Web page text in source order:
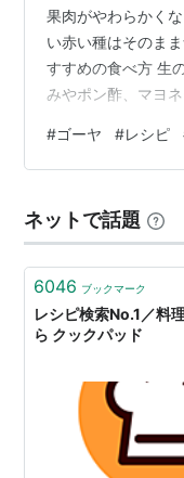
果肉がやわらかく
い赤い種はそのま
すすめの食べ方 生
みやポン酢、マヨ
ト 苦味が抜けてい
ャムにすると、甘
ー状の種は、驚く
ってそのまま生で
#ゴーヤ #レシピ
ネットで話題
6046 ブックマーク
レシピ検索No.1／料
ら クックパッド